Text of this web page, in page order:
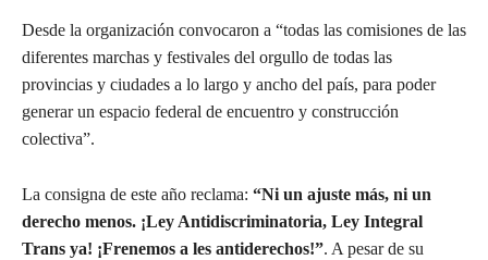
Desde la organización convocaron a “todas las comisiones de las
diferentes marchas y festivales del orgullo de todas las
provincias y ciudades a lo largo y ancho del país, para poder
generar un espacio federal de encuentro y construcción
colectiva”.
La consigna de este año reclama: “Ni un ajuste más, ni un
derecho menos. ¡Ley Antidiscriminatoria, Ley Integral
Trans ya! ¡Frenemos a les antiderechos!”. A pesar de su